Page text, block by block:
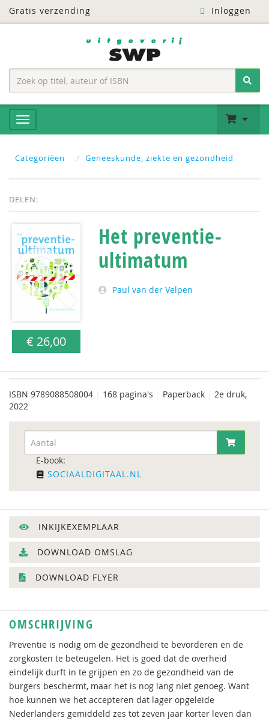
Gratis verzending Inloggen
Categoriëen Geneeskunde, ziekte en gezondheid
DELEN:
€ 26,00
Het preventie-
ultimatum
Paul van der Velpen
ISBN 9789088508004 168 pagina's Paperback
2e druk,
2022
E-book:
SOCIAALDIGITAAL.NL
INKIJKEXEMPLAAR
DOWNLOAD OMSLAG
DOWNLOAD FLYER
OMSCHRIJVING
Preventie is nodig om de gezondheid te bevorderen en de
zorgkosten te beteugelen. Het is goed dat de overheid
eindelijk durft in te grijpen en zo de gezondheid van de
burgers beschermt, maar het is nog lang niet genoeg. Want
hoe kunnen we het accepteren dat lager opgeleide
Nederlanders gemiddeld zes tot zeven jaar korter leven dan